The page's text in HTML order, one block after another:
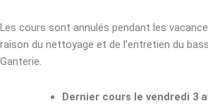
Les cours sont annulés pendant les
raison du nettoyage et de l’entretien du
Ganterie.
Dernier cours le vendredi 3